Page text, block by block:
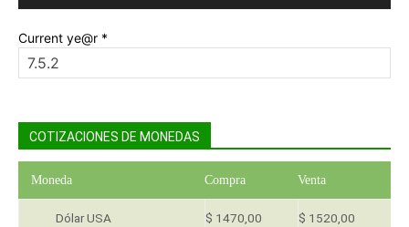
Current ye@r *
COTIZACIONES DE MONEDAS
Moneda Compra Venta
Dólar USA $ 1470,00 $ 1520,00